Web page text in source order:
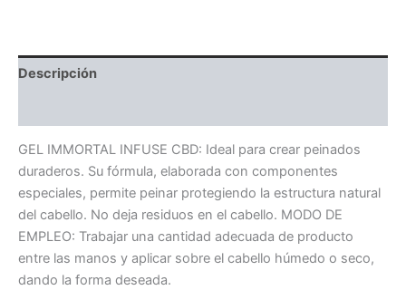
Descripción
GEL IMMORTAL INFUSE CBD: Ideal para crear peinados
duraderos. Su fórmula, elaborada con componentes
especiales, permite peinar protegiendo la estructura natural
del cabello. No deja residuos en el cabello. MODO DE
EMPLEO: Trabajar una cantidad adecuada de producto
entre las manos y aplicar sobre el cabello húmedo o seco,
dando la forma deseada.